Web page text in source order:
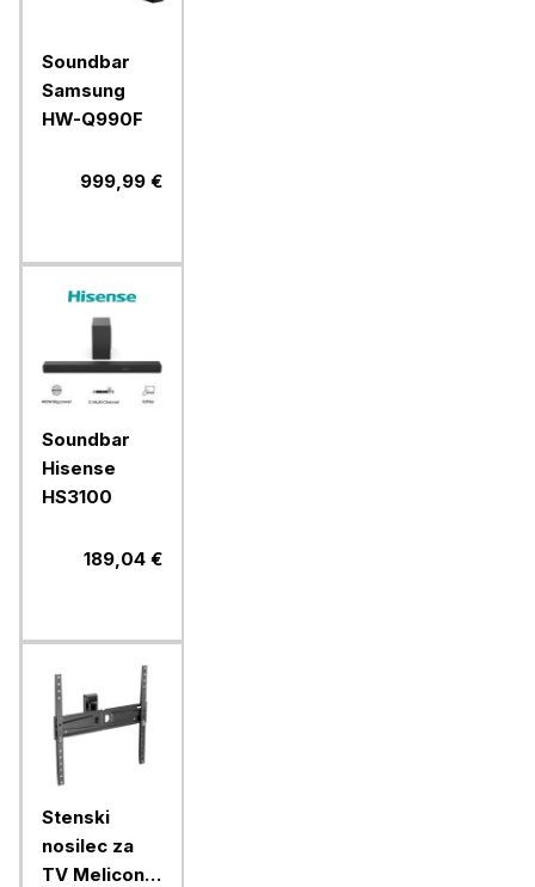
Soundbar
Samsung
HW-Q990F
999,99 €
Soundbar
Hisense
HS3100
189,04 €
Stenski
nosilec za
TV Meliconi,